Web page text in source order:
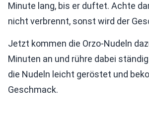
Minute lang, bis er duftet. Achte
nicht verbrennt, sonst wird der
Jetzt kommen die Orzo-Nudeln
Minuten an und rühre dabei
die Nudeln leicht geröstet und
Geschmack.